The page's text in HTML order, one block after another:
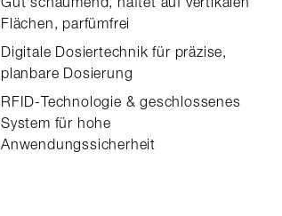
Gut schäumend, haftet auf vertikalen
Flächen, parfümfrei
Digitale Dosiertechnik für präzise,
planbare Dosierung
RFID‑Technologie & geschlossenes
System für hohe
Anwendungssicherheit